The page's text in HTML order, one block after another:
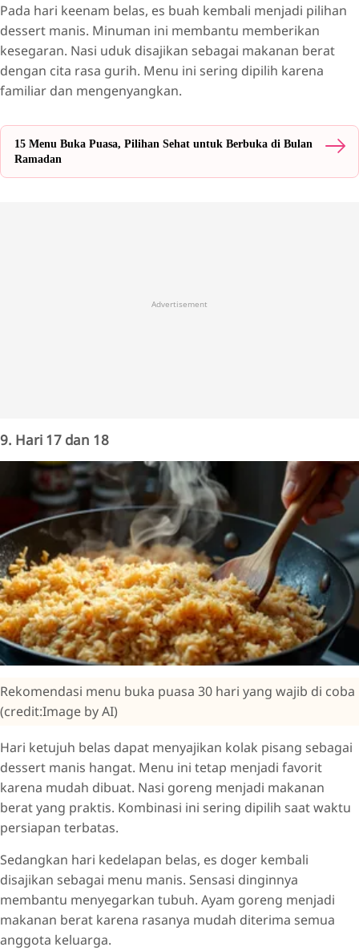
Pada hari keenam belas, es buah kembali menjadi pilihan
dessert manis. Minuman ini membantu memberikan
kesegaran. Nasi uduk disajikan sebagai makanan berat
dengan cita rasa gurih. Menu ini sering dipilih karena
familiar dan mengenyangkan.
15 Menu Buka Puasa, Pilihan Sehat untuk Berbuka di Bulan
Ramadan
Advertisement
9. Hari 17 dan 18
Rekomendasi menu buka puasa 30 hari yang wajib di coba
(credit:Image by AI)
Hari ketujuh belas dapat menyajikan kolak pisang sebagai
dessert manis hangat. Menu ini tetap menjadi favorit
karena mudah dibuat. Nasi goreng menjadi makanan
berat yang praktis. Kombinasi ini sering dipilih saat waktu
persiapan terbatas.
Sedangkan hari kedelapan belas, es doger kembali
disajikan sebagai menu manis. Sensasi dinginnya
membantu menyegarkan tubuh. Ayam goreng menjadi
makanan berat karena rasanya mudah diterima semua
anggota keluarga.